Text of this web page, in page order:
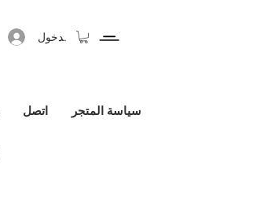
تسجيل الدخول
اتصل سياسة المتجر